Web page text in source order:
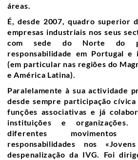
áreas.
É, desde 2007, quadro superior
empresas industriais nos seus
com sede do Norte do
responsabilidade em Portugal e
(em particular nas regiões do
e América Latina).
Paralelamente à sua actividade
desde sempre participação
funções associativas e já
instituições e organizações.
diferentes
responsabilidades nos
despenalização da IVG. Foi